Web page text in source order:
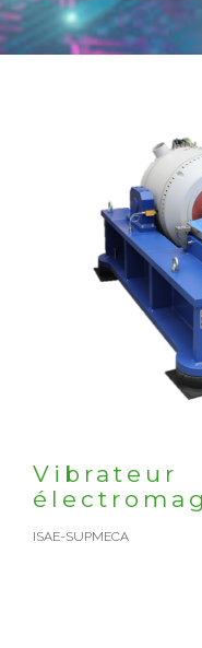
Vibrateur
ISAE-SUPMECA